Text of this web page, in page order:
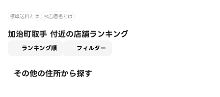
標準送料とは お店価格とは
加治町取手 付近の店舗ランキング
ランキング順 フィルター
その他の住所から探す